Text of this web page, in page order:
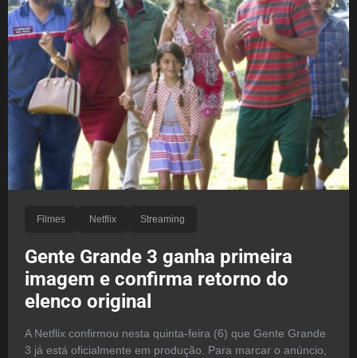
Filmes Netflix Streaming
Gente Grande 3 ganha primeira
imagem e confirma retorno do
elenco original
A Netflix confirmou nesta quinta-feira (6) que Gente Grande
3 já está oficialmente em produção. Para marcar o anúncio,